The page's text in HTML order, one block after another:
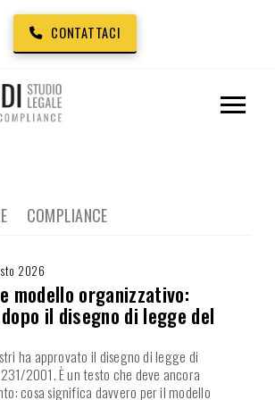
CONTATTACI
COMPLIANCE
2026
modello organizzativo:
il disegno di legge del
ha approvato il disegno di legge di
2001. È un testo che deve ancora
cosa significa davvero per il modello